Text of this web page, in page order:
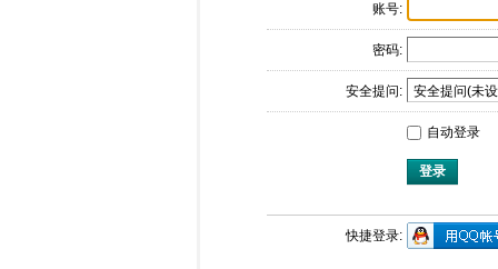
账号:
密码:
安全提问:
自动登录
登录
快捷登录: